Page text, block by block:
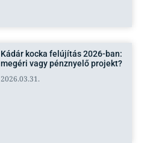
Kádár kocka felújítás 2026-ban:
megéri vagy pénznyelő projekt?
2026.03.31.